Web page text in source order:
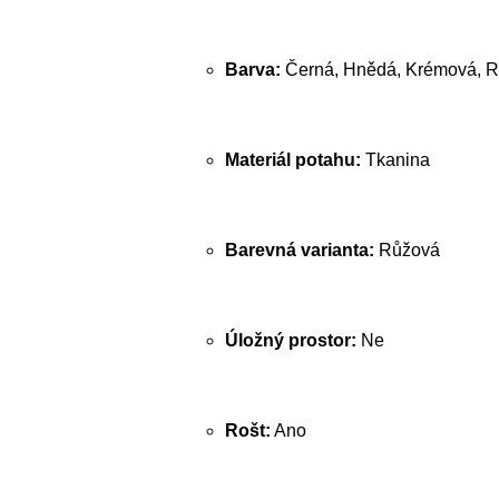
Barva: Černá, Hnědá, Krémová,
Materiál potahu: Tkanina
Barevná varianta: Růžová
Úložný prostor: Ne
Rošt: Ano